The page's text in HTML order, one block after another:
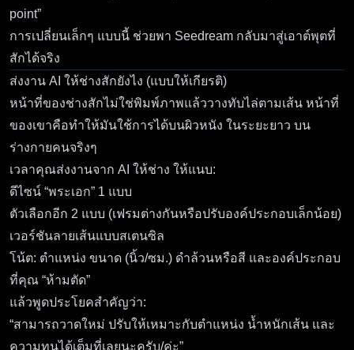
point”
การเปลี่ยนเล็กๆ แบบนี้ ช่วยพา Seedream กลับมาสู่เอาต์พุตที่
สักได้จริง
ส่งงาน AI ให้ช่างสักยังไง (แบบให้เกียรติ)
หน้าที่ของช่างสักไม่ใช่พิมพ์ภาพแล้ววางทับไล่ตามเส้น หน้าที่
ของเขาคือทำให้มันใช้การได้บนผิวหนัง ในระยะยาว บน
ร่างกายคนจริงๆ
เวลาคุณส่งงานจาก AI ให้ช่าง ให้แนบ:
ดีไซน์ “พระเอก” 1 แบบ
ตัวเลือกอีก 2 แบบ (เฟรมต่างกันหรือปรับองค์ประกอบเล็กน้อย)
เวอร์ชันลายเส้นแบบสเตนซิล
โน้ต: ตำแหน่ง ขนาด (นิ้ว/ซม.) ดำล้วนหรือสี และองค์ประกอบ
ที่คุณ “ห้ามตัด”
แล้วพูดประโยคสำคัญว่า:
“สามารถวาดใหม่ ปรับให้เหมาะกับตำแหน่ง น้ำหนักเส้น และ
ความทนได้เต็มที่เลยนะครับ/ค่ะ”